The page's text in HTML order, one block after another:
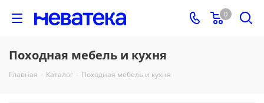
0
Походная мебель и кухня
Главная - Каталог - Походная мебель и кухня